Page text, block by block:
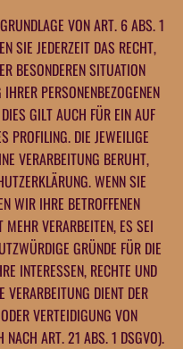
VON ART. 6 ABS. 1
SIE JEDERZEIT DAS RECHT,
BESONDEREN SITUATION
PERSONENBEZOGENEN
GILT AUCH FÜR EIN AUF
PROFILING. DIE JEWEILIGE
VERARBEITUNG BERUHT,
WENN SIE
WIR IHRE BETROFFENEN
MEHR VERARBEITEN, ES SEI
GRÜNDE FÜR DIE
INTERESSEN, RECHTE UND
VERARBEITUNG DIENT DER
VERTEIDIGUNG VON
NACH ART. 21 ABS. 1 DSGVO).